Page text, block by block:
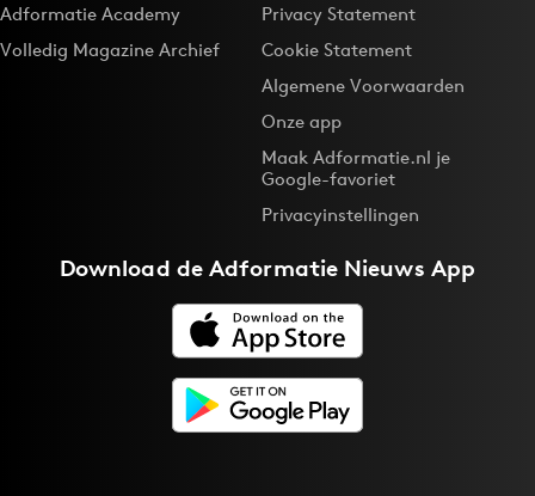
Adformatie Academy
Volledig Magazine Archief
Privacy Statement
Cookie Statement
Algemene Voorwaarden
Onze app
Maak Adformatie.nl je
Google-favoriet
Privacyinstellingen
Download deAdformatie Nieuws App